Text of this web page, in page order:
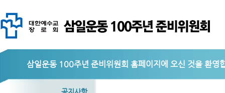
삼일운동 100주년 준비위원회